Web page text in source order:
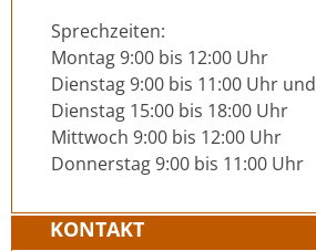
Sprechzeiten:
Montag 9:00 bis 12:00 Uhr
Dienstag 9:00 bis 11:00 Uhr und
Dienstag 15:00 bis 18:00 Uhr
Mittwoch 9:00 bis 12:00 Uhr
Donnerstag 9:00 bis 11:00 Uhr
KONTAKT